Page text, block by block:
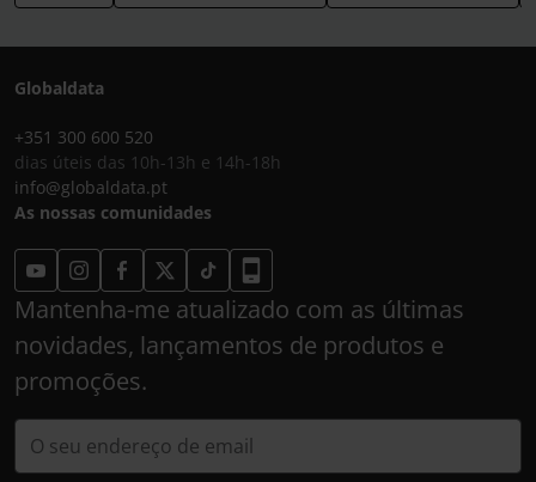
Globaldata
+351 300 600 520
dias úteis das 10h-13h e 14h-18h
info@globaldata.pt
As nossas comunidades
Mantenha-me atualizado com as últimas
novidades, lançamentos de produtos e
promoções.